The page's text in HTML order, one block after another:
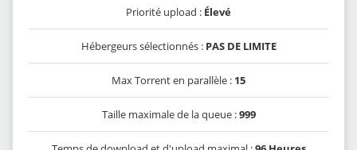
Priorité upload : Élevé
Hébergeurs sélectionnés : PAS DE LIMITE
Max Torrent en parallèle : 15
Taille maximale de la queue :999